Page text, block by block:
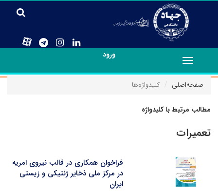
ورود
Toggle
navigation
صفحه‌اصلی
کلیدواژه‌ها
مطالب مرتبط با کلیدواژه
تعمیرات
فراخوان همکاری در قالب نیروی امریه
در مرکز ملی ذخایر ژنتیکی و زیستی
ایران